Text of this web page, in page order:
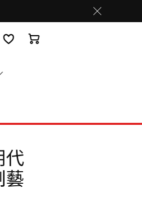
代
藝